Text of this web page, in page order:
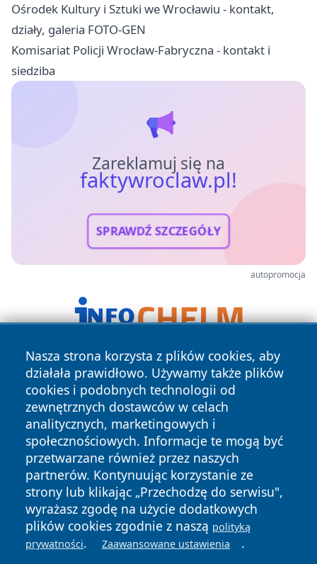
Ośrodek Kultury i Sztuki we Wrocławiu - kontakt,
działy, galeria FOTO-GEN
Komisariat Policji Wrocław-Fabryczna - kontakt i
siedziba
Zareklamuj się na
faktywroclaw.pl!
SPRAWDŹ SZCZEGÓŁY
autopromocja
Nasza strona korzysta z plików cookies, aby
działała prawidłowo. Używamy także plików
cookies i podobnych technologii od
zewnętrznych dostawców w celach
analitycznych, marketingowych i
społecznościowych. Informacje te mogą być
przetwarzane również przez naszych
partnerów. Kontynuując korzystanie ze
strony lub klikając „Przechodzę do serwisu",
wyrażasz zgodę na użycie dodatkowych
plików cookies zgodnie z naszą polityką
prywatności. Zaawansowane ustawienia .
Copyright © 2026 faktywroclaw.pl Wszystkie prawa
zastrzeżone.
News Autorzy
Polityka
Prywatności
Polityka
Cookies